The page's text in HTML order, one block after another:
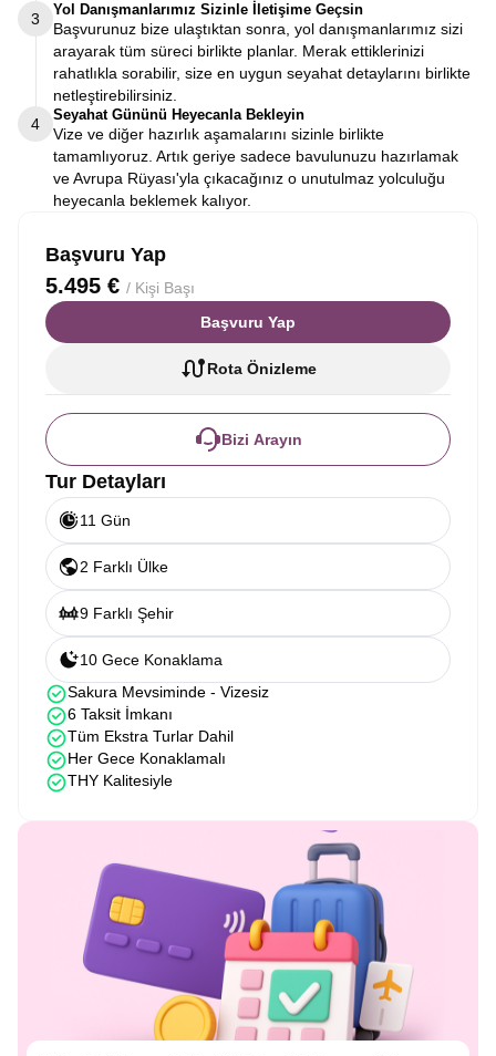
3
Yol Danışmanlarımız Sizinle İletişime Geçsin
Başvurunuz bize ulaştıktan sonra, yol danışmanlarımız sizi
arayarak tüm süreci birlikte planlar. Merak ettiklerinizi
rahatlıkla sorabilir, size en uygun seyahat detaylarını birlikte
netleştirebilirsiniz.
4
Seyahat Gününü Heyecanla Bekleyin
Vize ve diğer hazırlık aşamalarını sizinle birlikte
tamamlıyoruz. Artık geriye sadece bavulunuzu hazırlamak
ve Avrupa Rüyası'yla çıkacağınız o unutulmaz yolculuğu
heyecanla beklemek kalıyor.
Başvuru Yap
5.495 € / Kişi Başı
Başvuru Yap
Rota Önizleme
Bizi Arayın
Tur Detayları
11 Gün
2 Farklı Ülke
9 Farklı Şehir
10 Gece Konaklama
Sakura Mevsiminde - Vizesiz
6 Taksit İmkanı
Tüm Ekstra Turlar Dahil
Her Gece Konaklamalı
THY Kalitesiyle